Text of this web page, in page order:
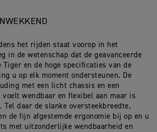
het rijden staat voorop in het
in de wetenschap dat de geavanceerde
Tiger en de hoge specificaties van de
u op elk moment ondersteunen. De
met een licht chassis en een
voelt wendbaar en flexibel aan maar is
daar de slanke oversteekbreedte,
de fijn afgestemde ergonomie bij op en u
met uitzonderlijke wendbaarheid en